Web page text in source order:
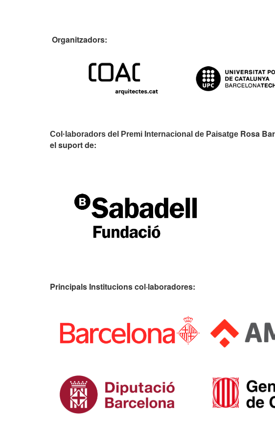
Organitzadors:
Col·laboradors del Premi Internacional de Paisatge Rosa
el suport de:
Principals Institucionscol·laboradores: